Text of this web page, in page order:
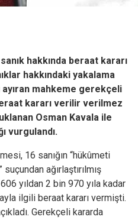
hakkında beraat kararı
hakkındaki yakalama
ayıran mahkeme gerekçeli
kararı verilir verilmez
Osman Kavala ile
vurgulandı.
16 sanığın “hükûmeti
ağırlaştırılmış
yıldan 2 bin 970 yıla kadar
ilgili beraat kararı vermişti.
Gerekçeli kararda